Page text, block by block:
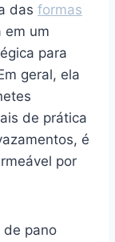
das formas
em um
para
geral, ela
de prática
é
por
de pano